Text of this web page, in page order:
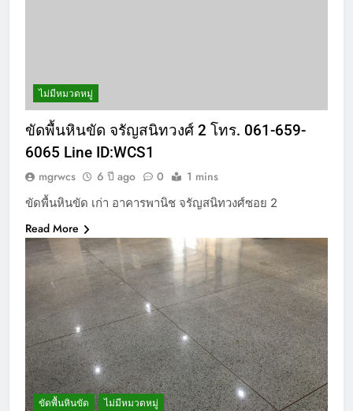
ไม่มีหมวดหมู่
ขัดพื้นหินขัด จรัญสนิทวงศ์ 2 โทร. 061-659-
6065 Line ID:WCS1
mgrwcs 6 ปี ago 0 1 mins
ขัดพื้นหินขัด เก่า อาคารพานิช จรัญสนิทวงศ์ซอย 2
Read More
ขัดพื้นหินขัด ไม่มีหมวดหมู่